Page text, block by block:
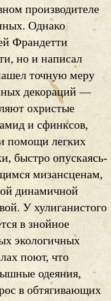
производителе
Однако
Франдетти
но и написал
точную меру
декораций —
охристые
и сфинксов,
помощи легких
быстро опускаясь-
мизансценам,
динамичной
У хулиганистого
в знойное
экологичных
поют, что
одеяния,
в обтягивающих